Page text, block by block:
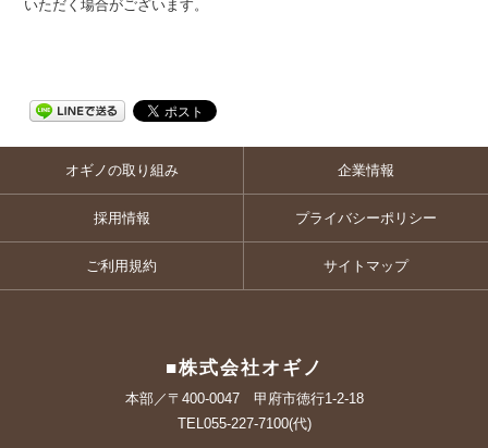
いただく場合がございます。
オギノの取り組み 企業情報
採用情報 プライバシーポリシー
ご利用規約 サイトマップ
■株式会社オギノ
本部／〒400-0047 甲府市徳行1-2-18
TEL055-227-7100(代)